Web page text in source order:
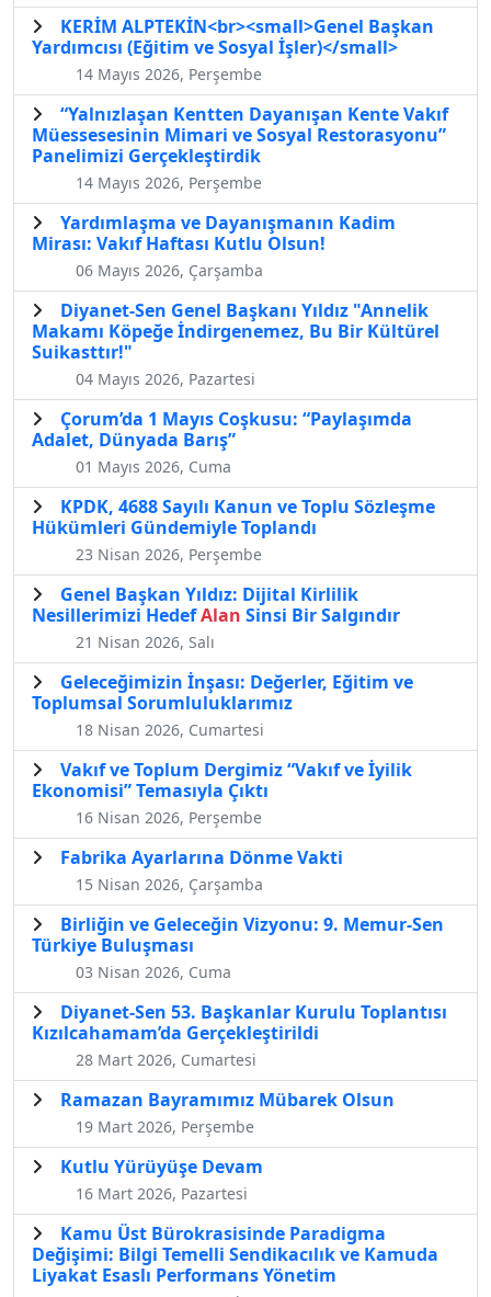
KERİM ALPTEKİN<br><small>Genel Başkan
Yardımcısı (Eğitim ve Sosyal İşler)</small>
14 Mayıs 2026, Perşembe
“Yalnızlaşan Kentten Dayanışan Kente Vakıf
Müessesesinin Mimari ve Sosyal Restorasyonu”
Panelimizi Gerçekleştirdik
14 Mayıs 2026, Perşembe
Yardımlaşma ve Dayanışmanın Kadim
Mirası: Vakıf Haftası Kutlu Olsun!
06 Mayıs 2026, Çarşamba
Diyanet-Sen Genel Başkanı Yıldız "Annelik
Makamı Köpeğe İndirgenemez, Bu Bir Kültürel
Suikasttır!"
04 Mayıs 2026, Pazartesi
Çorum’da 1 Mayıs Coşkusu: “Paylaşımda
Adalet, Dünyada Barış”
01 Mayıs 2026, Cuma
KPDK, 4688 Sayılı Kanun ve Toplu Sözleşme
Hükümleri Gündemiyle Toplandı
23 Nisan 2026, Perşembe
Genel Başkan Yıldız: Dijital Kirlilik
Nesillerimizi HedefAlan Sinsi Bir Salgındır
21 Nisan 2026, Salı
Geleceğimizin İnşası: Değerler, Eğitim ve
Toplumsal Sorumluluklarımız
18 Nisan 2026, Cumartesi
Vakıf ve Toplum Dergimiz “Vakıf ve İyilik
Ekonomisi” Temasıyla Çıktı
16 Nisan 2026, Perşembe
Fabrika Ayarlarına Dönme Vakti
15 Nisan 2026, Çarşamba
Birliğin ve Geleceğin Vizyonu: 9. Memur-Sen
Türkiye Buluşması
03 Nisan 2026, Cuma
Diyanet-Sen 53. Başkanlar Kurulu Toplantısı
Kızılcahamam’da Gerçekleştirildi
28 Mart 2026, Cumartesi
Ramazan Bayramımız Mübarek Olsun
19 Mart 2026, Perşembe
Kutlu Yürüyüşe Devam
16 Mart 2026, Pazartesi
Kamu Üst Bürokrasisinde Paradigma
Değişimi: Bilgi Temelli Sendikacılık ve Kamuda
Liyakat Esaslı Performans Yönetim